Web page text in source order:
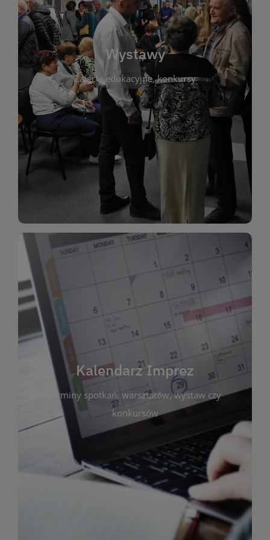
Wystawy
Zajęcia edukacyjne, konkursy
Wystawy
Biblioteka organizuje prezentujące zarówno
sztukę lokalnych twórców, jak i zbiory tematyczne.
W tej sekcji znajdziesz informacje o aktualnych
ekspozycjach oraz archiwum wystaw z
poprzednich lat. Prezentowane prace obejmują
malarstwo, fotografię, rękodzieło i inne formy
artystyczne. Każda wystawa to wyjątkowa okazja
do kontaktu z kulturą i sztuką w przestrzeni
biblioteki. Serdecznie zapraszamy wszystkich
Kalendarz Imprez
terminy spotkań, warsztatów, wystaw czy
konkursów
Kalendarz Imprez
Zakładka ta gromadzi wszystkie planowane
wydarzenia kulturalne i edukacyjne organizowane
przez bibliotekę. Możesz tu sprawdzić terminy
spotkań, warsztatów, wystaw czy konkursów.
Dzięki przejrzystemu kalendarzowi łatwo
zaplanujesz udział w interesujących Cię
wydarzeniach. Aktualizujemy harmonogram na
bieżąco, by zawsze był zgodny z planem pracy
biblioteki. Zapraszamy do śledzenia i uczestnictwa
w życiu kulturalnym miasta!
WIĘCEJ